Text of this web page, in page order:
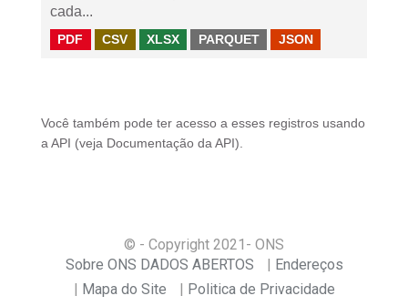
cada...
PDF CSV XLSX PARQUET JSON
Você também pode ter acesso a esses registros usando
a API (veja Documentação da API ).
© - Copyright 2021 - ONS
Sobre ONS DADOS ABERTOS
Endereços
Mapa do Site
Politica de Privacidade